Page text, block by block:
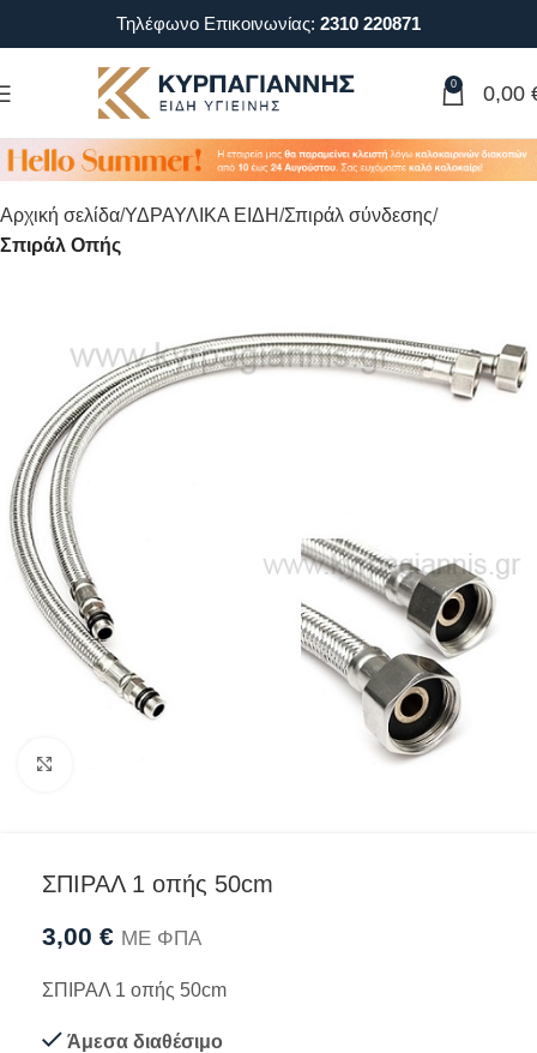
Τηλέφωνο Επικοινωνίας: 2310 220871
0 0,00
Αρχική σελίδα ΥΔΡΑΥΛΙΚΑ ΕΙΔΗ Σπιράλ σύνδεσης
Σπιράλ Οπής
ΣΠΙΡΑΛ 1 οπής 50cm
3,00 € ΜΕ ΦΠΑ
ΣΠΙΡΑΛ 1 οπής 50cm
Άμεσα διαθέσιμο